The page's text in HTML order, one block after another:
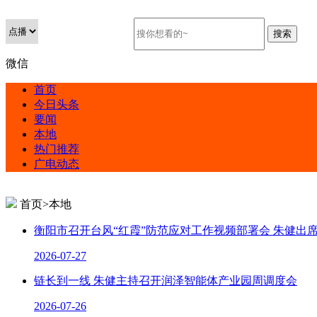
微信
首页
今日头条
要闻
本地
热门推荐
广电动态
首页>本地
衡阳市召开台风“红霞”防范应对工作视频部署会 朱健出
2026-07-27
链长到一线 朱健主持召开润泽智能体产业园周调度会
2026-07-26